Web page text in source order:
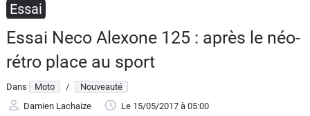
Essais
Equipement
Avis
Essai
Essai Neco Alexone 125 : après le néo-
rétro place au sport
Dans Moto /
Nouveauté
Damien Lachaize
Le 15/05/2017 à 05:00